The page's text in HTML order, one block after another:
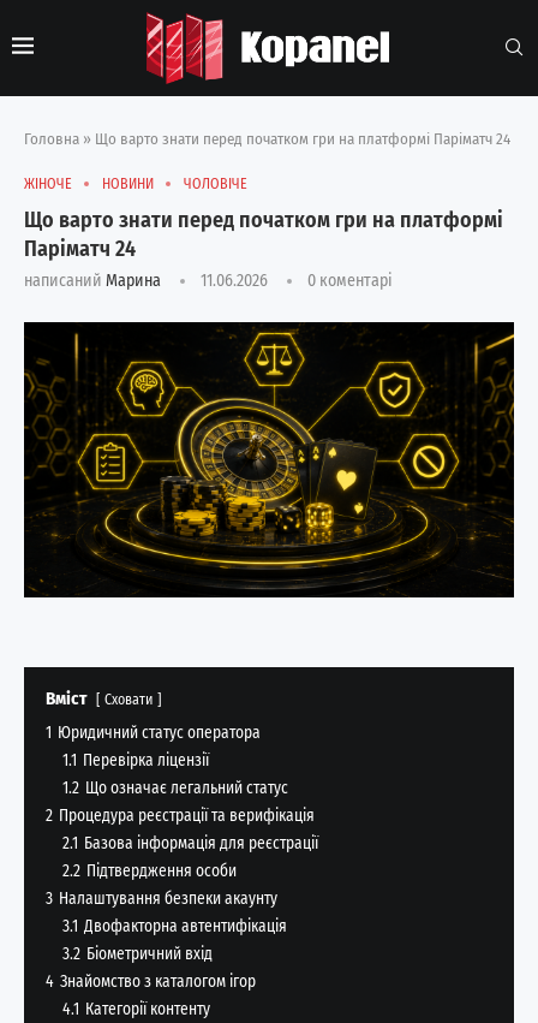
Головна » Що варто знати перед початком гри на платформі Паріматч 24
ЖІНОЧЕ НОВИНИ ЧОЛОВІЧЕ
Що варто знати перед початком гри на платформі
Паріматч 24
написаний Марина 11.06.2026 0 коментарі
Вміст Сховати
1 Юридичний статус оператора
1.1 Перевірка ліцензії
1.2 Що означає легальний статус
2 Процедура реєстрації та верифікація
2.1 Базова інформація для реєстрації
2.2 Підтвердження особи
3 Налаштування безпеки акаунту
3.1 Двофакторна автентифікація
3.2 Біометричний вхід
4 Знайомство з каталогом ігор
4.1 Категорії контенту